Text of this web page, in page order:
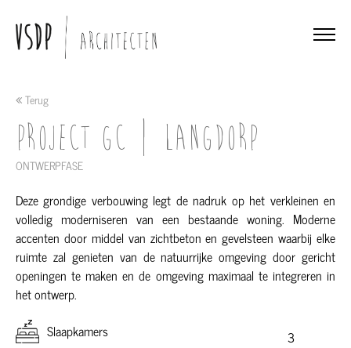
Terug
Project GC | Langdorp
ONTWERPFASE
Deze grondige verbouwing legt de nadruk op het verkleinen en
volledig moderniseren van een bestaande woning. Moderne
accenten door middel van zichtbeton en gevelsteen waarbij elke
ruimte zal genieten van de natuurrijke omgeving door gericht
openingen te maken en de omgeving maximaal te integreren in
het ontwerp.
Slaapkamers
3